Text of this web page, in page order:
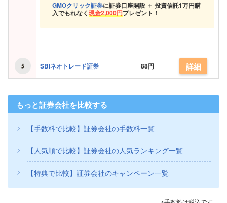
GMOクリック証券に証券口座開設 ＋ 投資信託1万円購
入でもれなく現金2,000円プレゼント！
SBIネオトレード証券 88円 詳細
もっと証券会社を比較する
【手数料で比較】証券会社の手数料一覧
【人気順で比較】証券会社の人気ランキング一覧
【特典で比較】証券会社のキャンペーン一覧